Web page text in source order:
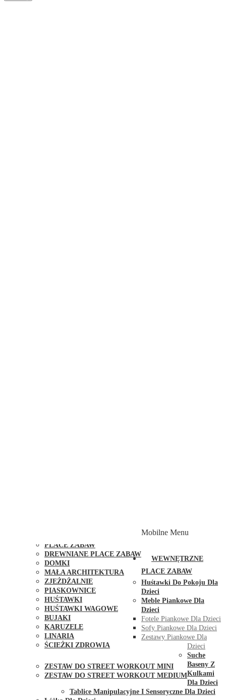
PLACE ZABAW
DREWNIANE PLACE ZABAW
DOMKI
MAŁA ARCHITEKTURA
ZJEŻDŻALNIE
PIASKOWNICE
HUŚTAWKI
HUŚTAWKI WAGOWE
BUJAKI
KARUZELE
LINARIA
ŚCIEŻKI ZDROWIA
ZESTAW DO STREET WORKOUT MINI
ZESTAW DO STREET WORKOUT MEDIUM
Mobilne Menu
WEWNĘTRZNE
PLACE ZABAW
Huśtawki Do Pokoju Dla
Dzieci
Meble Piankowe Dla
Dzieci
Fotele Piankowe Dla Dzieci
Sofy Piankowe Dla Dzieci
Zestawy Piankowe Dla
Dzieci
Suche
Baseny Z
Kulkami
Dla Dzieci
Tablice Manipulacyjne I Sensoryczne Dla Dzieci